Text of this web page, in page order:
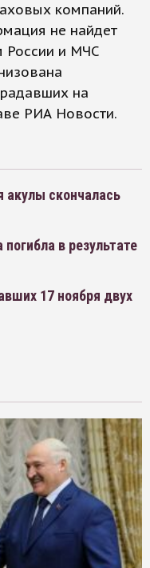
компаний.
не найдет
России и МЧС
на
РИА Новости.
акулы скончалась
в результате
17 ноября двух